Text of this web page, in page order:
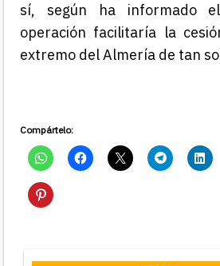
sí, según ha informado
operación facilitaría la
extremo del Almería de tan
Compártelo: